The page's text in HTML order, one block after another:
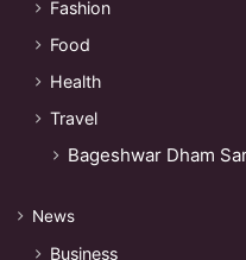
Fashion
Food
Health
Travel
Bageshwar Dham
News
Business